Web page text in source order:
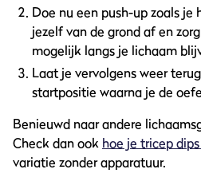
Doe nu een push-up zoals
jezelf van de grond af en
mogelijk langs je lichaam
Laat je vervolgens weer
startpositie waarna je de
Benieuwd naar andere
Check dan ook hoe je tricep
variatie zonder apparatuur.